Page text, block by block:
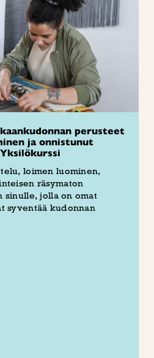
perusteet
ja onnistunut
loimen luominen,
räsymaton
sinulle, jolla on omat
syventää kudonnan